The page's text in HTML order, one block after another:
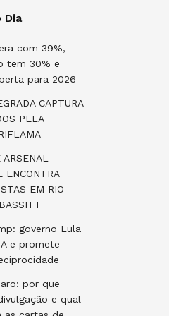
Dia
com 39%,
tem 30% e
para 2026
CAPTURA
PELA
ENCONTRA
EM RIO
governo Lula
e promete
por que
e qual